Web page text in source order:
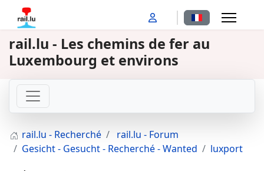
Sélectionnez
rail.lu - Les chemins de fer au
Luxembourg et environs
rail.lu - Recherché
rail.lu - Forum
Gesicht - Gesucht - Recherché - Wanted
luxport